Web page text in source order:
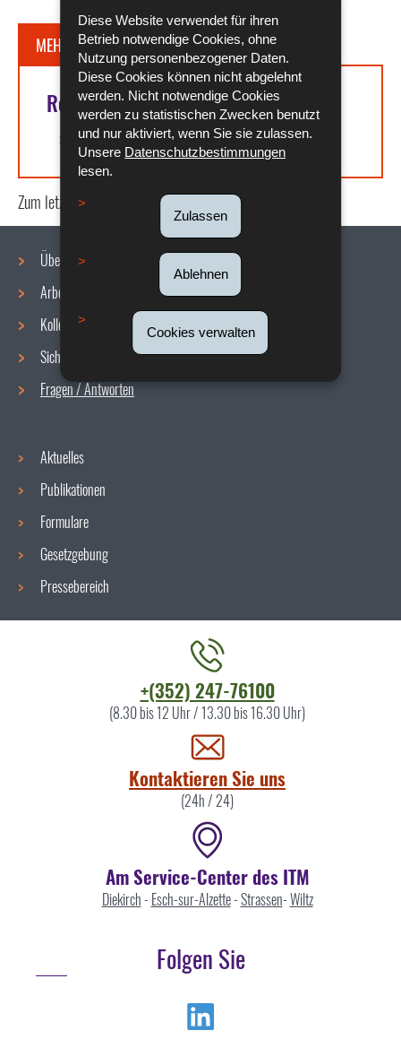
Diese Website verwendet für ihren
Betrieb notwendige Cookies, ohne
Nutzung personenbezogener Daten.
Diese Cookies können nicht abgelehnt
werden. Nicht notwendige Cookies
werden zu statistischen Zwecken benutzt
und nur aktiviert, wenn Sie sie zulassen.
Unsere Datenschutzbestimmungen
lesen.
Zulassen
Ablehnen
Cookies verwalten
MEHR DAZU
Rechtsgrundlagen
Artikel L. 225-2 des Arbeitsgesetzbuchs
Zum letzten Mal aktualisiert am02/04/2021
Navigationsmenü
Über uns
Arbeitsbedingungen
Kollektive Vereinbarungen
Sicherheit/Gesundheit am Arbeitsplatz
Fragen / Antworten
Aktuelles
Publikationen
Formulare
Gesetzgebung
Pressebereich
+(352) 247-76100
(8.30 bis 12 Uhr / 13.30 bis 16.30 Uhr)
Kontaktieren Sie uns
(24h / 24)
Am Service-Center des ITM
Diekirch- Esch-sur-Alzette-Strassen-Wiltz
Folgen Sie